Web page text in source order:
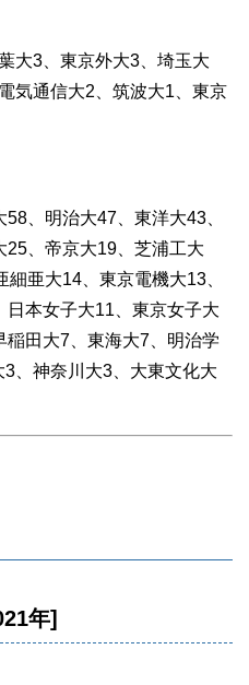
大3、東京外大3、埼玉大
気通信大2、筑波大1、東京
、明治大47、東洋大43、
、帝京大19、芝浦工大
亜大14、東京電機大13、
本女子大11、東京女子大
田大7、東海大7、明治学
、神奈川大3、大東文化大
年]